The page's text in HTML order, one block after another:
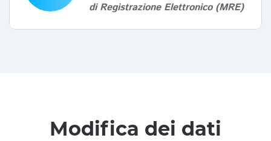
di Registrazione Elettronico (MRE)
Modifica dei dati